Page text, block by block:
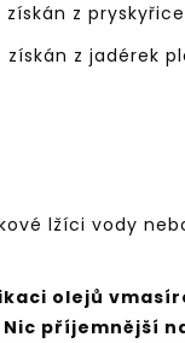
získán z
získán z jadérek
lžíci vody
olejů
příjemnější